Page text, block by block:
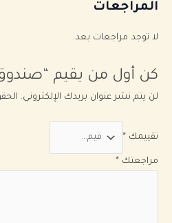
المراجعات
لا توجد مراجعات بعد.
كن أول من يقيم
لن يتم نشر عنوان بريدك الإلكتروني.
تقييمك *
مراجعتك *